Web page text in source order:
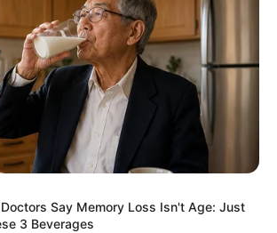
Say Memory Loss Isn't Age: Just
3 Beverages